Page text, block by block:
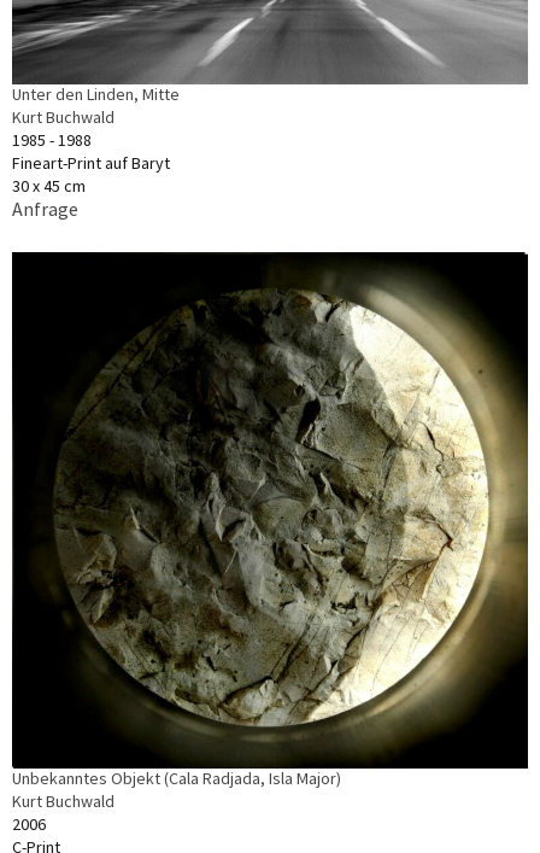
Unter den Linden, Mitte
Kurt Buchwald
1985 - 1988
Fineart-Print auf Baryt
30 x 45 cm
Anfrage
Unbekanntes Objekt (Cala Radjada, Isla Major)
Kurt Buchwald
2006
C-Print